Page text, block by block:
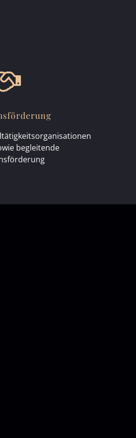
begleitende